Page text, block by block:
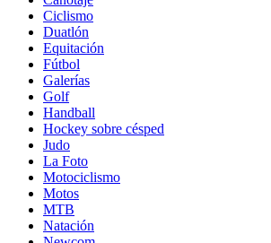
Ciclismo
Duatlón
Equitación
Fútbol
Galerías
Golf
Handball
Hockey sobre césped
Judo
La Foto
Motociclismo
Motos
MTB
Natación